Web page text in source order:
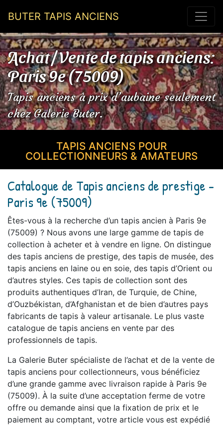
BUTER TAPIS ANCIENS
Achat / Vente de tapis anciens:
Paris 9e (75009)
Tapis anciens à prix d’aubaine seulement
chez Galerie Buter.
TAPIS ANCIENS POUR
COLLECTIONNEURS & AMATEURS
Catalogue de Tapis anciens de prestige -
Paris 9e (75009)
Êtes-vous à la recherche d’un tapis ancien à Paris 9e
(75009) ? Nous avons une large gamme de tapis de
collection à acheter et à vendre en ligne. On distingue
des tapis anciens de prestige, des tapis de musée, des
tapis anciens en laine ou en soie, des tapis d’Orient ou
d’autres styles. Ces tapis de collection sont des
produits authentiques d’Iran, de Turquie, de Chine,
d’Ouzbékistan, d’Afghanistan et de bien d’autres pays
fabricants de tapis à valeur artisanale. Le plus vaste
catalogue de tapis anciens en vente par des
professionnels de tapis.
La Galerie Buter spécialiste de l’achat et de la vente de
tapis anciens pour collectionneurs, vous bénéficiez
d’une grande gamme avec livraison rapide à Paris 9e
(75009). À la suite d’une acceptation ferme de votre
offre ou demande ainsi que la fixation de prix et le
paiement au comptant, votre article vous est expédié